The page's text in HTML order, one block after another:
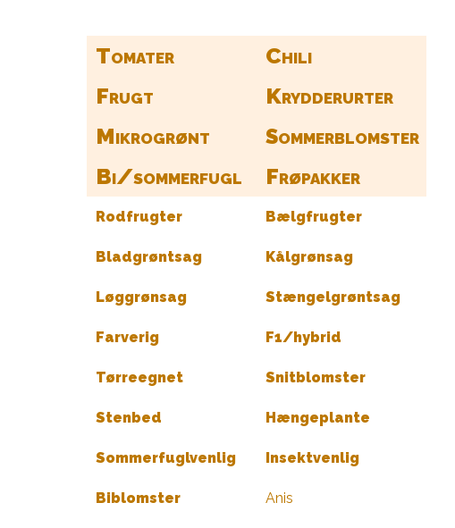
Tomater
Chili
Frugt
Krydderurter
Mikrogrønt
Sommerblomster
Bi/sommerfugl
Frøpakker
Rodfrugter Bælgfrugter
Bladgrøntsag Kålgrønsag
Løggrønsag Stængelgrøntsag
Farverig F1/hybrid
Tørreegnet Snitblomster
Stenbed Hængeplante
Sommerfuglvenlig Insektvenlig
Biblomster Anis